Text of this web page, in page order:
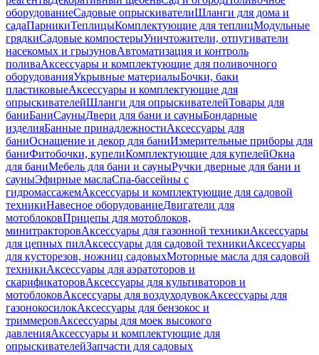
оборудованиеСадовые опрыскивателиШланги для дома и
садаПарникиТеплицыКомплектующие для теплицМодульные
грядкиСадовые компостерыУничтожители, отпугиватели
насекомых и грызуновАвтоматизация и контроль
поливаАксессуары и комплектующие для поливочного
оборудованияУкрывные материалыБочки, баки
пластиковыеАксессуары и комплектующие для
опрыскивателейШланги для опрыскивателейТовары для
баниБаниСауныДвери для бани и сауныБондарные
изделияБанные принадлежностиАксессуары для
баниОснащение и декор для баниИзмерительные приборы для
баниФитобочки, купелиКомплектующие для купелейОкна
для баниМебель для бани и сауныРучки дверные для бани и
сауныЭфирные маслаСпа-бассейны с
гидромассажемАксессуары и комплектующие для садовой
техникиНавесное оборудованиеДвигатели для
мотоблоковПрицепы для мотоблоков,
минитракторовАксессуары для газонной техникиАксессуары
для цепных пилАксессуары для садовой техникиАксессуары
для кусторезов, ножниц садовыхМоторные масла для садовой
техникиАксессуары для аэратоторов и
скарификаторовАксессуары для культиваторов и
мотоблоковАксессуары для воздуходувокАксессуары для
газонокосилокАксессуары для бензокос и
триммеровАксессуары для моек высокого
давленияАксессуары и комплектующие для
опрыскивателейЗапчасти для садовых